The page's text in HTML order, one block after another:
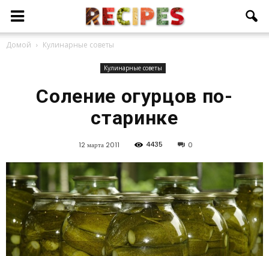
Домой Кулинарные советы
Кулинарные советы
Соление огурцов по-
старинке
12 марта 2011 4435 0